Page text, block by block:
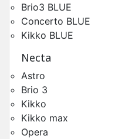
Brio3 BLUE
Concerto BLUE
Kikko BLUE
Necta
Astro
Brio 3
Kikko
Kikko max
Opera